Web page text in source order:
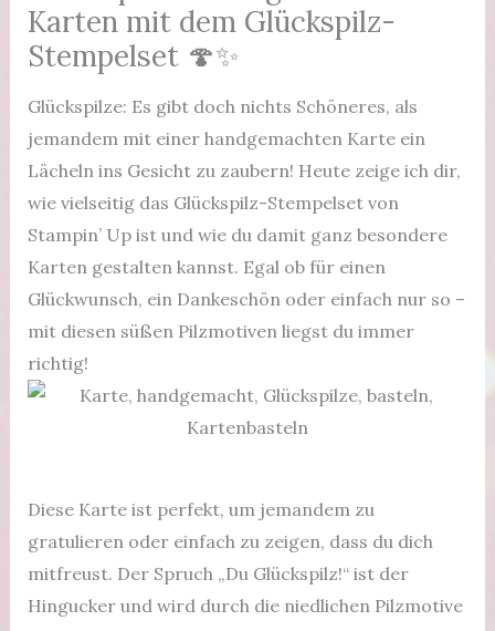
Karten mit dem Glückspilz-
Stempelset 🍄✨
Glückspilze: Es gibt doch nichts Schöneres, als
jemandem mit einer handgemachten Karte ein
Lächeln ins Gesicht zu zaubern! Heute zeige ich dir,
wie vielseitig das Glückspilz-Stempelset von
Stampin’ Up ist und wie du damit ganz besondere
Karten gestalten kannst. Egal ob für einen
Glückwunsch, ein Dankeschön oder einfach nur so –
mit diesen süßen Pilzmotiven liegst du immer
richtig!
Diese Karte ist perfekt, um jemandem zu
gratulieren oder einfach zu zeigen, dass du dich
mitfreust. Der Spruch „Du Glückspilz!“ ist der
Hingucker und wird durch die niedlichen Pilzmotive